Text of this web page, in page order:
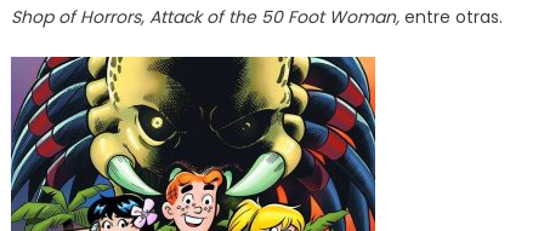
Shop of Horrors, Attack of the 50 Foot Woman, entre otras.